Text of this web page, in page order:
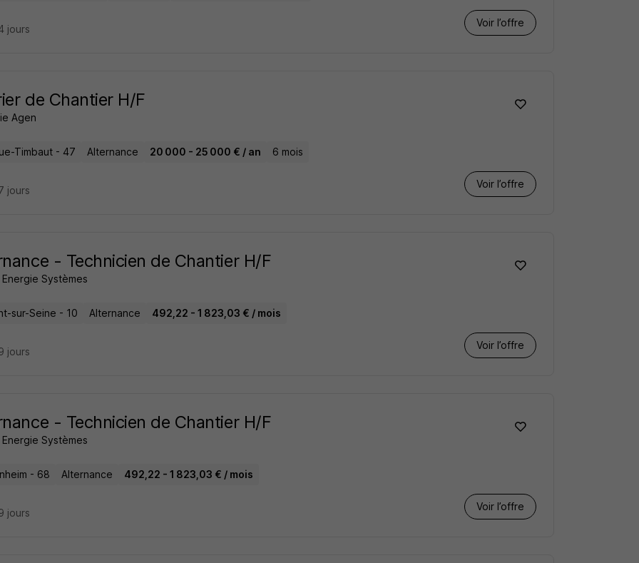
Voir l’offre
jours
de Chantier H/F
Agen
Timbaut - 47 Alternance 20 000 - 25 000 € / an 6 mois
Voir l’offre
jours
- Technicien de Chantier H/F
Systèmes
sur-Seine - 10 Alternance 492,22 - 1 823,03 € / mois
Voir l’offre
jours
- Technicien de Chantier H/F
Systèmes
- 68 Alternance 492,22 - 1 823,03 € / mois
Voir l’offre
jours